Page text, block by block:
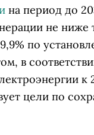
на период до
не
по
в
к
цели по